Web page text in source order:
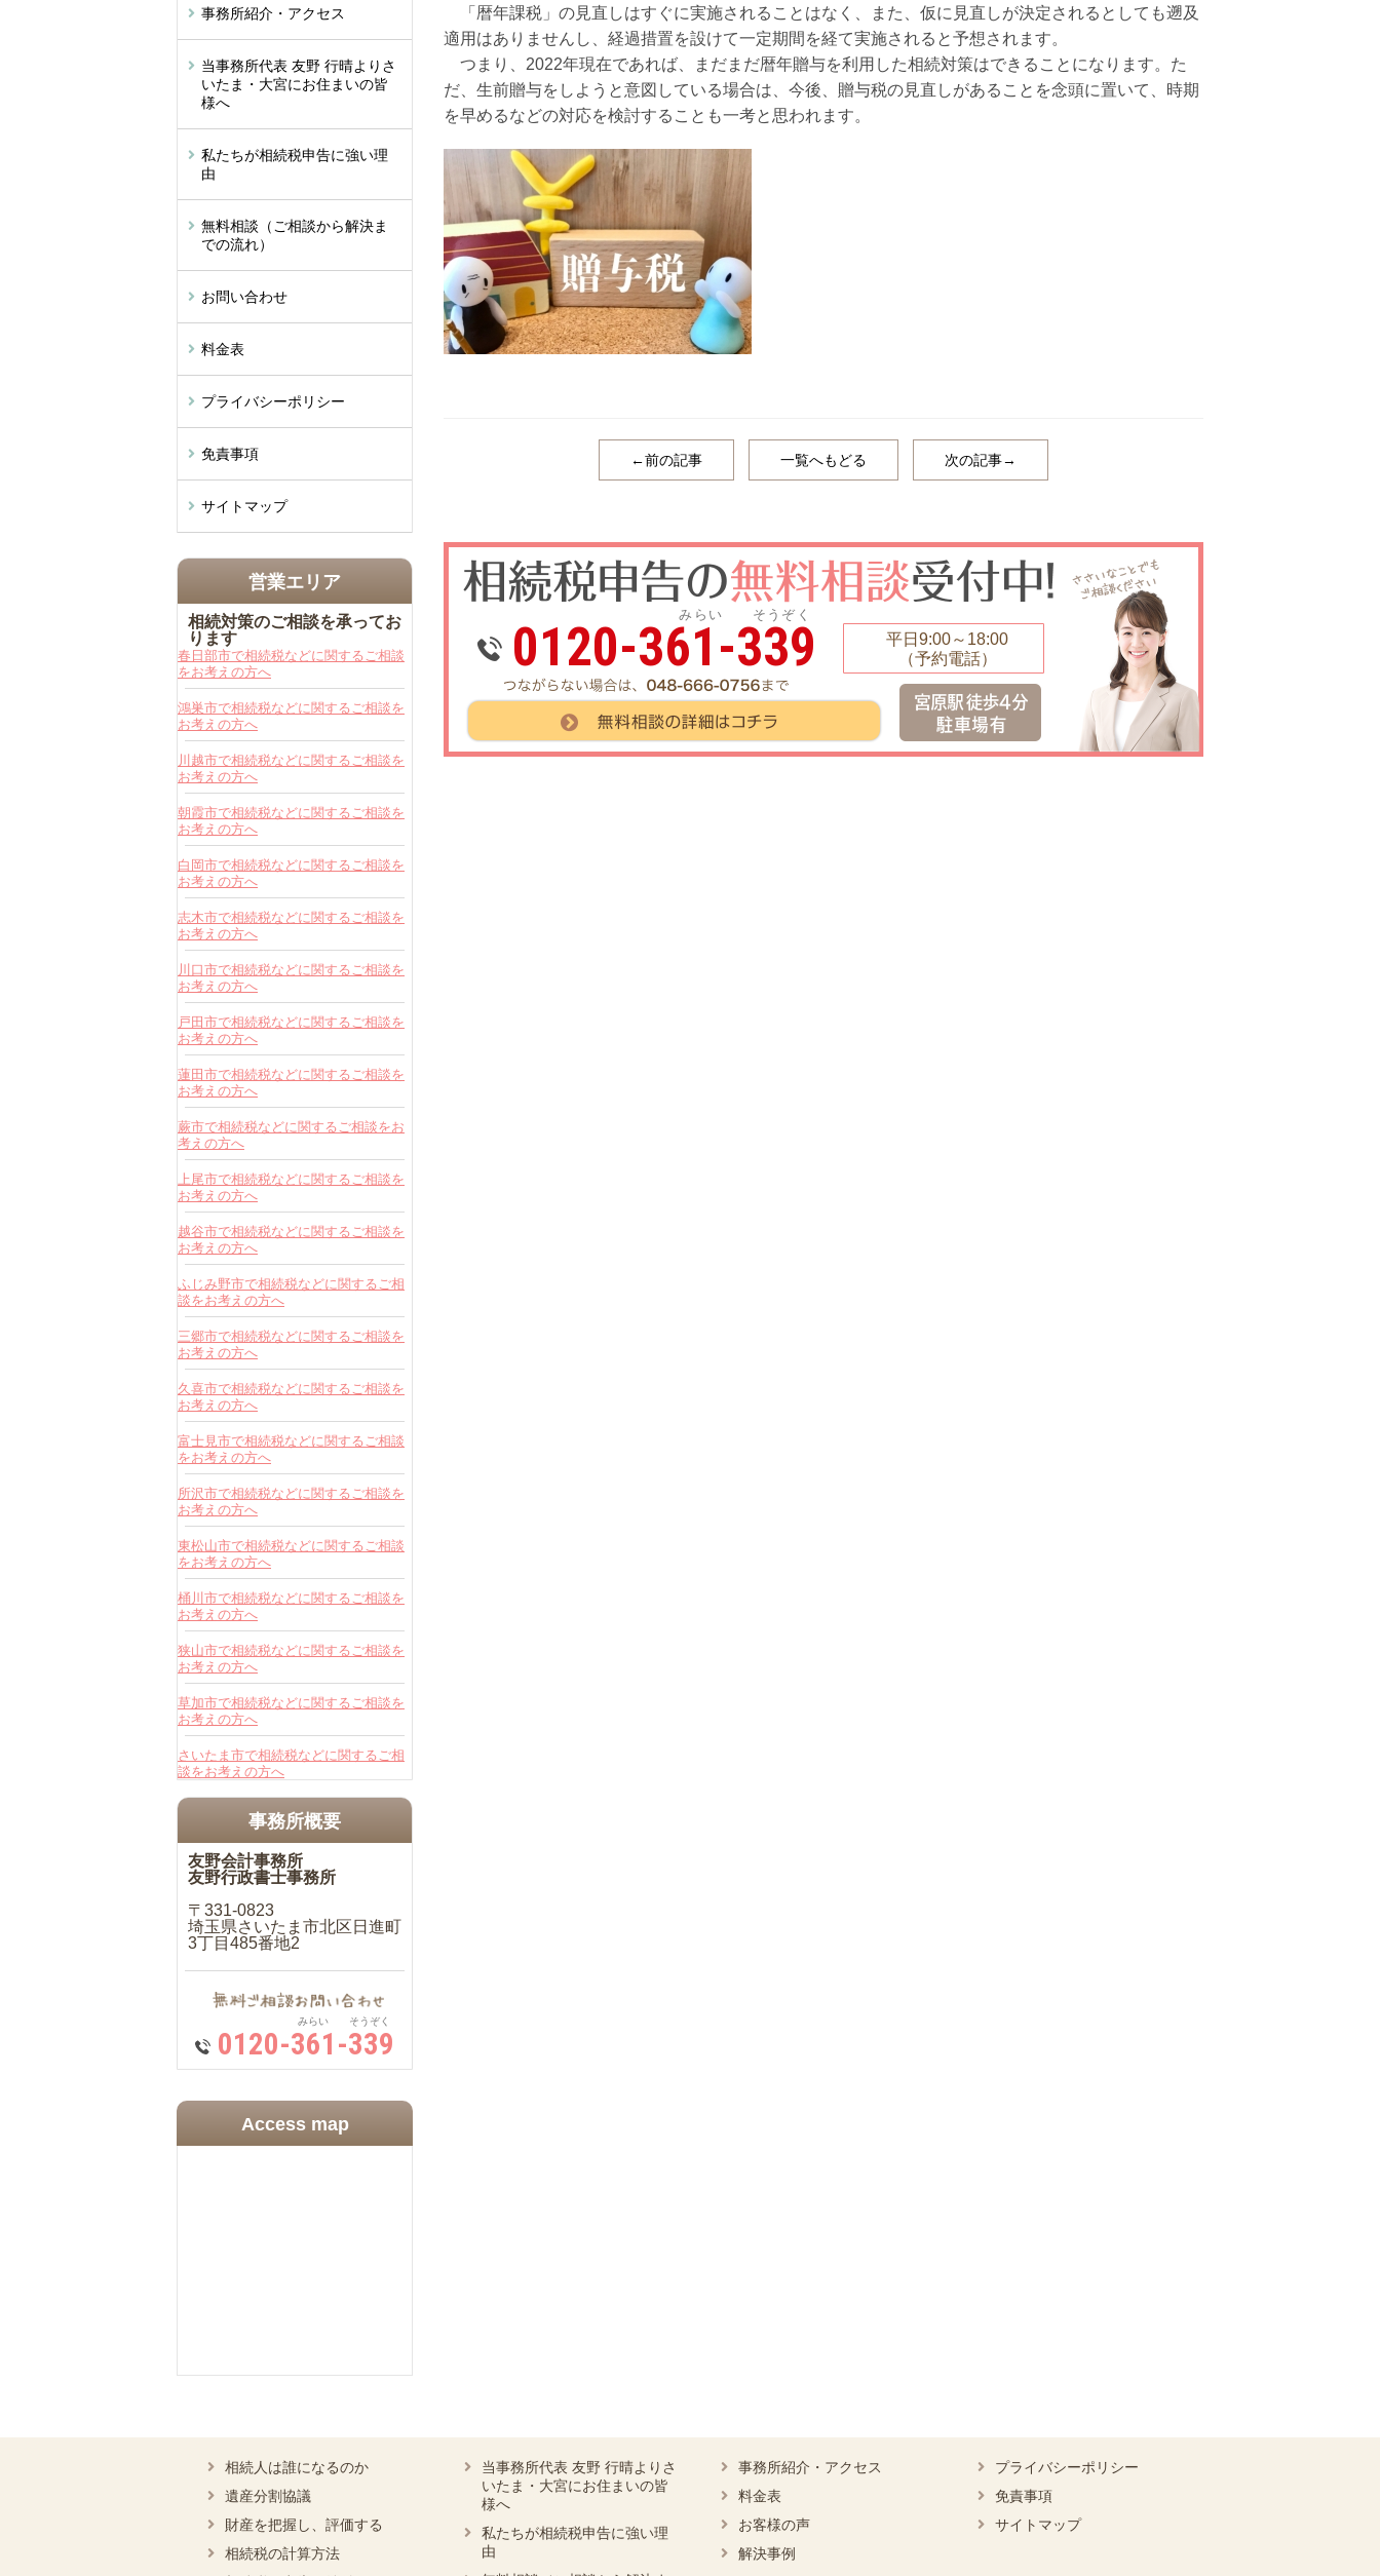
「暦年課税」の見直しはすぐに実施されることはなく、また、仮に見直しが決定されるとしても遡及
適用はありませんし、経過措置を設けて一定期間を経て実施されると予想されます。
つまり、2022年現在であれば、まだまだ暦年贈与を利用した相続対策はできることになります。た
だ、生前贈与をしようと意図している場合は、今後、贈与税の見直しがあることを念頭に置いて、時期
を早めるなどの対応を検討することも一考と思われます。
←前の記事 一覧へもどる 次の記事→
みらい そうぞく
0120-361-339
平日9:00～18:00
（予約電話）
事務所紹介・アクセス
当事務所代表 友野 行晴よりさ
いたま・大宮にお住まいの皆
様へ
私たちが相続税申告に強い理
由
無料相談（ご相談から解決ま
での流れ）
お問い合わせ
料金表
プライバシーポリシー
免責事項
サイトマップ
営業エリア
相続対策のご相談を承ってお
ります
春日部市で相続税などに関するご相談
をお考えの方へ
鴻巣市で相続税などに関するご相談を
お考えの方へ
川越市で相続税などに関するご相談を
お考えの方へ
朝霞市で相続税などに関するご相談を
お考えの方へ
白岡市で相続税などに関するご相談を
お考えの方へ
志木市で相続税などに関するご相談を
お考えの方へ
川口市で相続税などに関するご相談を
お考えの方へ
戸田市で相続税などに関するご相談を
お考えの方へ
蓮田市で相続税などに関するご相談を
お考えの方へ
蕨市で相続税などに関するご相談をお
考えの方へ
上尾市で相続税などに関するご相談を
お考えの方へ
越谷市で相続税などに関するご相談を
お考えの方へ
ふじみ野市で相続税などに関するご相
談をお考えの方へ
三郷市で相続税などに関するご相談を
お考えの方へ
久喜市で相続税などに関するご相談を
お考えの方へ
富士見市で相続税などに関するご相談
をお考えの方へ
所沢市で相続税などに関するご相談を
お考えの方へ
東松山市で相続税などに関するご相談
をお考えの方へ
桶川市で相続税などに関するご相談を
お考えの方へ
狭山市で相続税などに関するご相談を
お考えの方へ
草加市で相続税などに関するご相談を
お考えの方へ
さいたま市で相続税などに関するご相
談をお考えの方へ
事務所概要
友野会計事務所
友野行政書士事務所
〒331-0823
埼玉県さいたま市北区日進町
3丁目485番地2
みらい そうぞく
0120-361-339
Access map
相続人は誰になるのか
遺産分割協議
財産を把握し、評価する
相続税の計算方法
当事務所代表 友野 行晴よりさ
いたま・大宮にお住まいの皆
様へ
私たちが相続税申告に強い理
由
事務所紹介・アクセス
料金表
お客様の声
解決事例
プライバシーポリシー
免責事項
サイトマップ